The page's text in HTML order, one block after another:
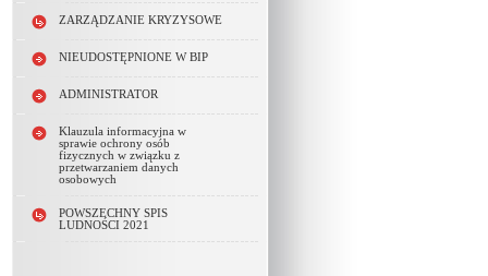
ZARZĄDZANIE KRYZYSOWE
NIEUDOSTĘPNIONE W BIP
ADMINISTRATOR
Klauzula informacyjna w
sprawie ochrony osób
fizycznych w związku z
przetwarzaniem danych
osobowych
POWSZECHNY SPIS
LUDNOŚCI 2021